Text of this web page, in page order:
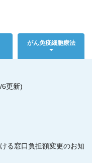
がん免疫細胞療法
更新)
る窓口負担額変更のお知